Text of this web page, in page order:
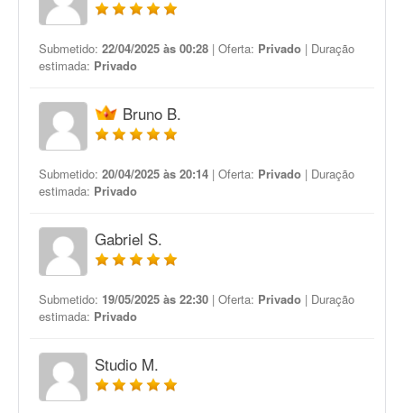
Submetido: 22/04/2025 às 00:28 | Oferta: Privado | Duração
estimada: Privado
Bruno B.
Submetido: 20/04/2025 às 20:14 | Oferta: Privado | Duração
estimada: Privado
Gabriel S.
Submetido: 19/05/2025 às 22:30 | Oferta: Privado | Duração
estimada: Privado
Studio M.